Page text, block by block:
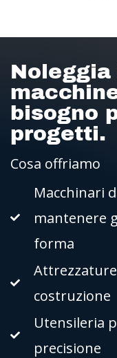
Noleggia
bisogno
progetti.
Cosa offriamo
Macchinari
mantenere
forma
costruzione
Utensileria
precisione